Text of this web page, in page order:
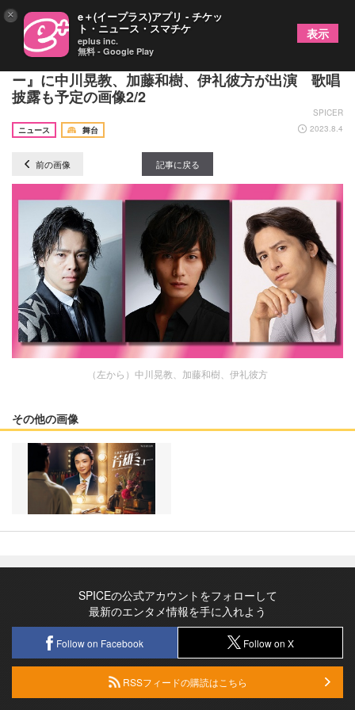
生放送！井上芳雄ミュージカルアワー『芳雄のミュ
ー』に中川晃教、加藤和樹、伊礼彼方が出演 歌唱
披露も予定の画像2/2
SPICER
ニュース
舞台 2023.8.4
前の画像 記事に戻る
（左から）中川晃教、加藤和樹、伊礼彼方
その他の画像
SPICEの公式アカウントをフォローして
最新のエンタメ情報を手に入れよう
Follow on Facebook Follow on X
RSSフィードの購読はこちら
× e＋(イープラス)アプリ - チケッ
ト・ニュース・スマチケ
eplus inc.
無料 - Google Play
表示